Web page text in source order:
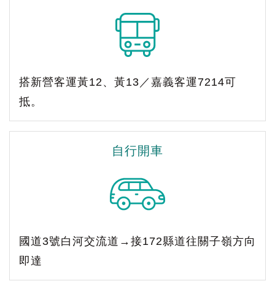
搭新營客運黃12、黃13／嘉義客運7214可
抵。
自行開車
國道3號白河交流道→接172縣道往關子嶺方向
即達